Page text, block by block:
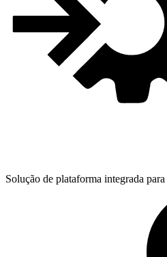
Solução de plataforma integrada para